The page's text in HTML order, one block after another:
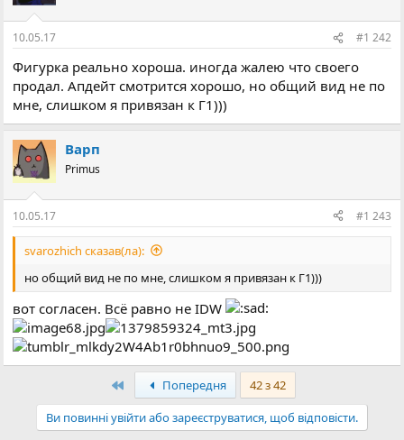
10.05.17 #1 242
Фигурка реально хороша. иногда жалею что своего
продал. Апдейт смотрится хорошо, но общий вид не по
мне, слишком я привязан к Г1)))
Варп
Primus
10.05.17 #1 243
svarozhich сказав(ла):
но общий вид не по мне, слишком я привязан к Г1)))
вот согласен. Всё равно не IDW
ПершийПопередня
42 з 42
Ви повинні увійти або зареєструватися, щоб відповісти.